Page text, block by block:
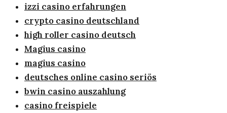
izzi casino erfahrungen
crypto casino deutschland
high roller casino deutsch
Magius casino
magius casino
deutsches online casino seriös
bwin casino auszahlung
casino freispiele